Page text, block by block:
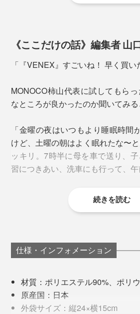
素早く汗を吸収したら、素早く放
で31.4%減少したという測定結果
※ボーケン の蒸散性II法で測定：標準状態で放置し
（W）し、シャーレに0.1mlの水を滴下し、その
（Wo）する。次に標準状態の試験室に放置し
W))×100
「リチャージ＋」同様、「スタンダ
をやさしく包み、締めつけ感はあり
お疲れボディを修復するという仕
本品は、日本医療機器工業会が定
庭用遠赤外線血行促進用衣」の自主
し、届け出 」（※２） を完了していま
外線血行促進用衣自主基準」について
※２医療機器届出番号：14B3X10040000002)
「PHT繊維」について、詳しくはこ
マンスをアップさせることができ
逆に、着用を避けたいのが、家事
『VENEX』シリーズ一覧はこちら
《ここだけの話》編集者 山
「『VENEX』すごいね！ 早く買い
MONOCO柿山代表に試してもら
なところが良かったのか聞いてみる
「金曜の夜はいつもより睡眠時間
けど、土曜の朝はよく眠れたな〜
ッキリ。7時半に母を車で送り、
習につきあい、洗車にも行って、午
いつも週末の朝はボ〜ッとしてな
スクもするっとこなせたし。 寝る
切なんだなぁ」
続きを読む
仕様・インフォメーション
材質：ポリエステル90%、ポリ
原産国：日本
外袋サイズ：縦24×横15cm